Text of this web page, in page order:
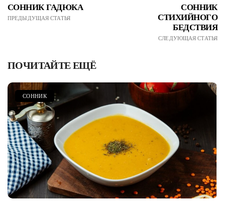
СОННИК ГАДЮКА
ПРЕДЫДУЩАЯ СТАТЬЯ
СОННИК
СТИХИЙНОГО
БЕДСТВИЯ
СЛЕДУЮЩАЯ СТАТЬЯ
ПОЧИТАЙТЕ ЕЩЁ
СОННИК